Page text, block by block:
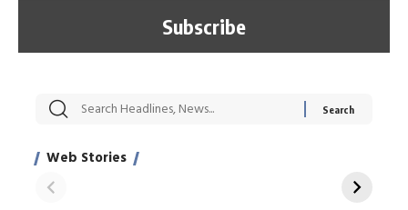
Web Stories
सट्टेबाजी में अरेस्ट हुए
साहिल खान
रोज एक कच्चे लहसुन